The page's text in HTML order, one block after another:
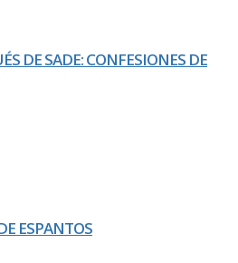
DE SADE: CONFESIONES DE
ESPANTOS